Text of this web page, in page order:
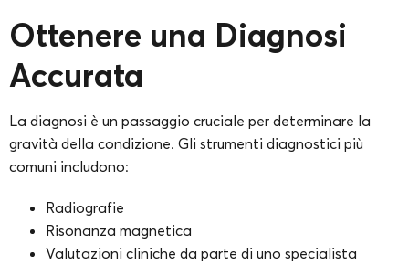
Ottenere una Diagnosi
Accurata
La diagnosi è un passaggio cruciale per determinare la
gravità della condizione. Gli strumenti diagnostici più
comuni includono:
Radiografie
Risonanza magnetica
Valutazioni cliniche da parte di uno specialista